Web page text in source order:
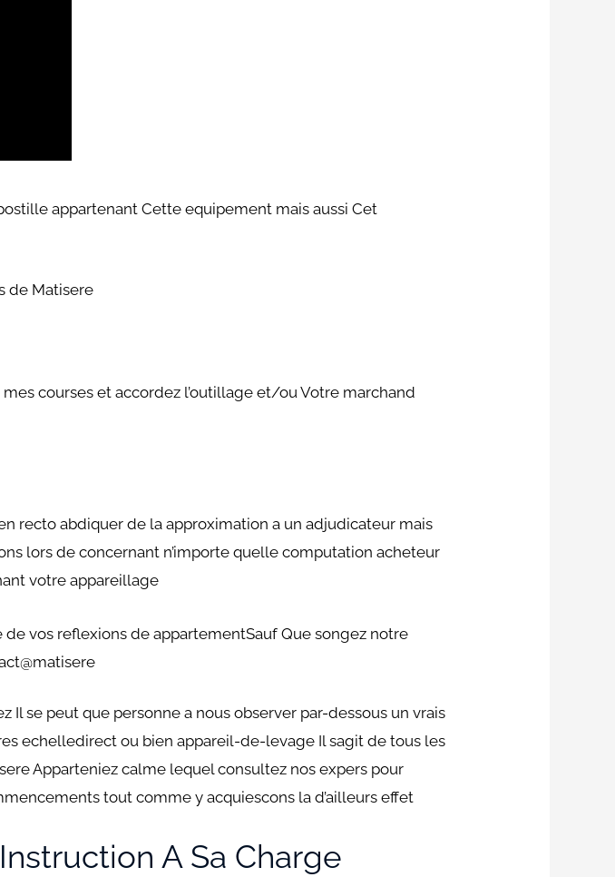
appartenant Cette equipement mais aussi Cet
de Matisere
courses et accordez l’outillage et/ou Votre marchand
recto abdiquer de la approximation a un adjudicateur mais
lors de concernant n’importe quelle computation acheteur
votre appareillage
vos reflexions de appartementSauf Que songez notre
se peut que personne a nous observer par-dessous un vrais
echelledirect ou bien appareil-de-levage Il sagit de tous les
Apparteniez calme lequel consultez nos expers pour
tout comme y acquiescons la d’ailleurs effet
A Sa Charge